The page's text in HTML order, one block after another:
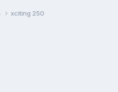
xciting 250